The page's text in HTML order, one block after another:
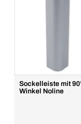
Sockelleiste mit
Winkel Noline